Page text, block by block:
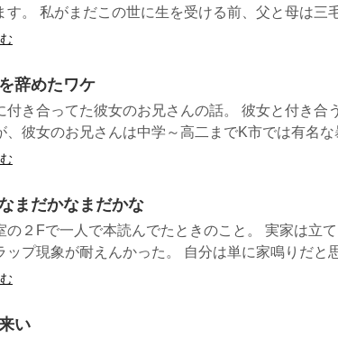
す。 私がまだこの世に生を受ける前、父と母は三
辞めたワケ
付き合ってた彼女のお兄さんの話。 彼女と付き合
、彼女のお兄さんは中学～高二までK市では有名な
まだかなまだかな
の２Fで一人で本読んでたときのこと。 実家は立
ップ現象が耐えんかった。 自分は単に家鳴りだと
い